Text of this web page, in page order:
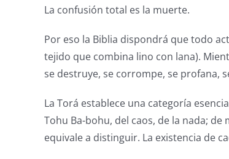
La confusión total es la muerte.
Por eso la Biblia dispondrá que todo
tejido que combina lino con lana).
se destruye, se corrompe, se profana,
La Torá establece una categoría
Tohu Ba-bohu, del caos, de la nada;
equivale a distinguir. La existencia de